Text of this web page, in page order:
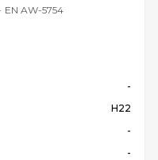
EN AW-5754
-
H22
-
-